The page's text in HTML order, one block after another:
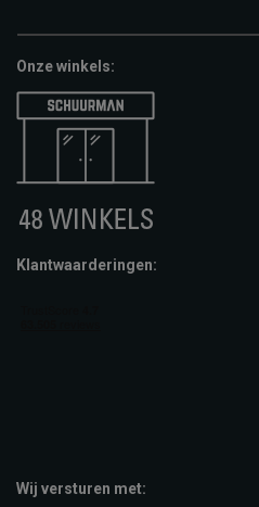
Onze winkels:
Klantwaarderingen:
Wij versturen met: